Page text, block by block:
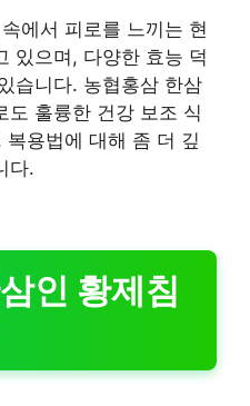
에서 피로를 느끼는 현
있으며, 다양한 효능 덕
습니다. 농협홍삼 한삼
도 훌륭한 건강 보조 식
용법에 대해 좀 더 깊
다.
인 황제침